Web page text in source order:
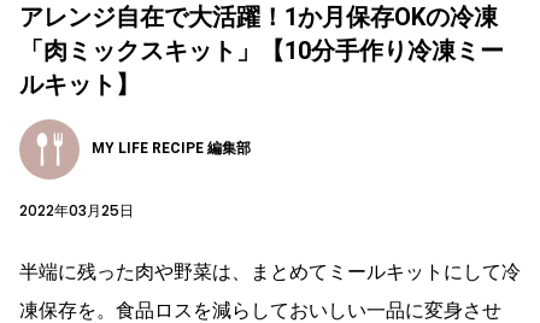
アレンジ自在で大活躍！1か月保存OKの冷凍
「肉ミックスキット」【10分手作り冷凍ミー
ルキット】
MY LIFE RECIPE 編集部
2022年03月25日
半端に残った肉や野菜は、まとめてミールキットにして冷
凍保存を。食品ロスを減らしておいしい一品に変身させ